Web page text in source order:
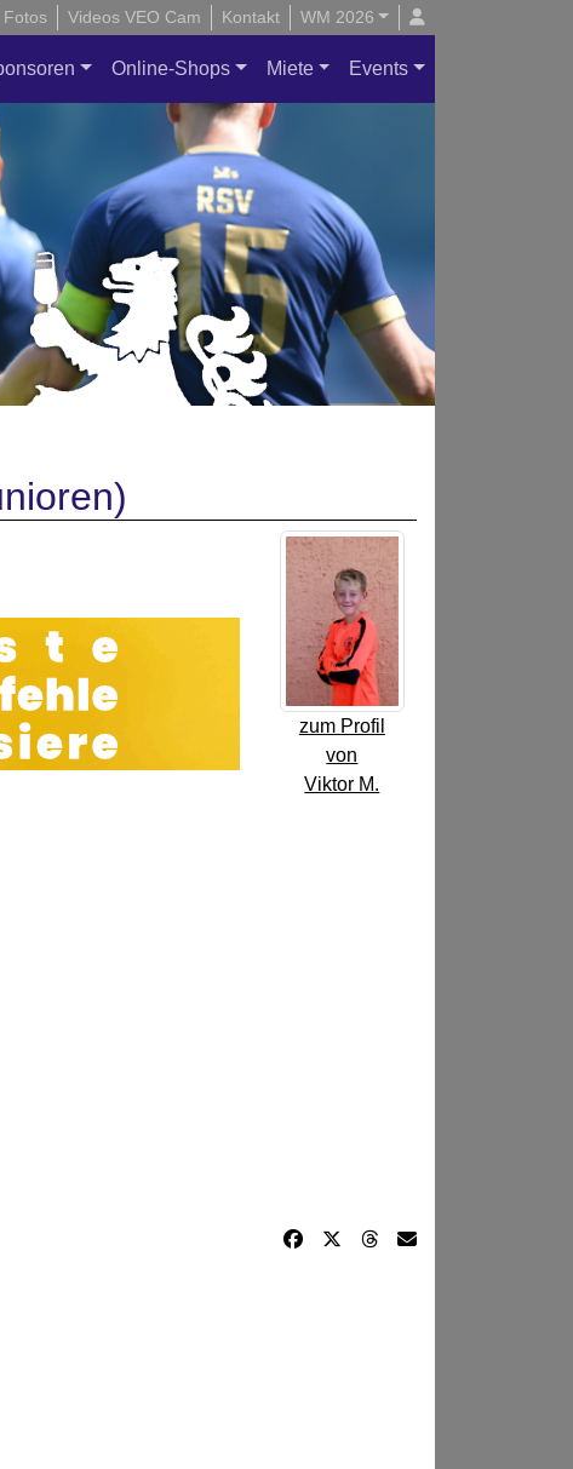
Fotos Videos VEO Cam Kontakt WM 2026
Online-Shops Miete Events
zum Profil
von
Viktor M.